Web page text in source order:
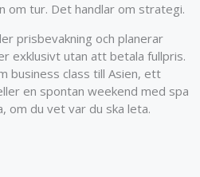
om tur. Det handlar om strategi.
prisbevakning och planerar
exklusivt utan att betala fullpris.
business class till Asien, ett
en spontan weekend med spa
om du vet var du ska leta.